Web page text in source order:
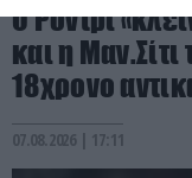
Ο Ρόντρι
και η Μαν.Σίτι
18χρονο
07.08.2026 | 17:11